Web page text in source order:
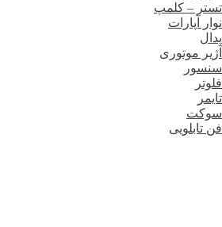
تستر – کلمپ
نوار آپارات
پدال
آژیر موتوری
سنسور
فلوتر
تایمر
سوکت
فن تابلویی